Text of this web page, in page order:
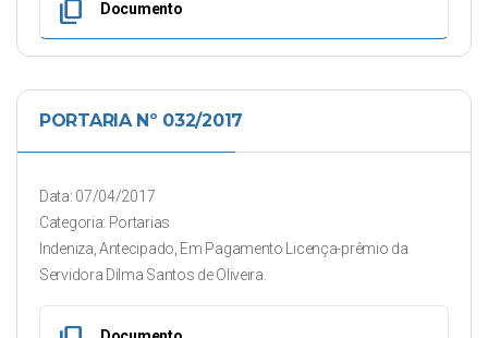
content_copy Documento
PORTARIA Nº 032/2017
Data: 07/04/2017
Categoria: Portarias
Indeniza, Antecipado, Em Pagamento Licença-prêmio da
Servidora Dilma Santos de Oliveira.